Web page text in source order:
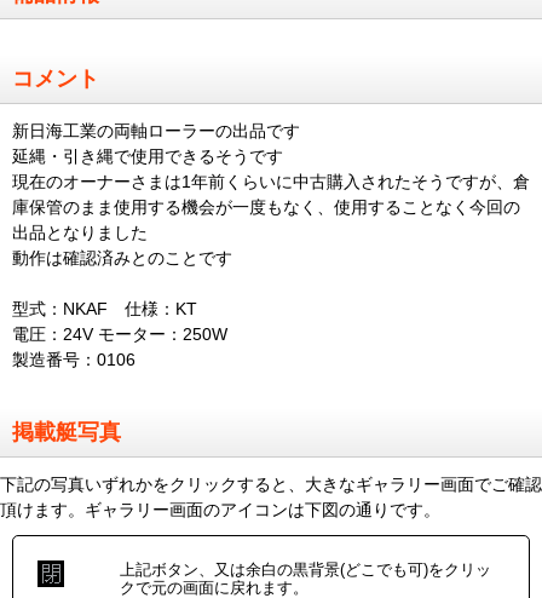
コメント
新日海工業の両軸ローラーの出品です
延縄・引き縄で使用できるそうです
現在のオーナーさまは1年前くらいに中古購入されたそうですが、倉
庫保管のまま使用する機会が一度もなく、使用することなく今回の
出品となりました
動作は確認済みとのことです
型式：NKAF 仕様：KT
電圧：24V モーター：250W
製造番号：0106
掲載艇写真
下記の写真いずれかをクリックすると、大きなギャラリー画面でご確認
頂けます。ギャラリー画面のアイコンは下図の通りです。
上記ボタン、又は余白の黒背景(どこでも可)をクリッ
クで元の画面に戻れます。